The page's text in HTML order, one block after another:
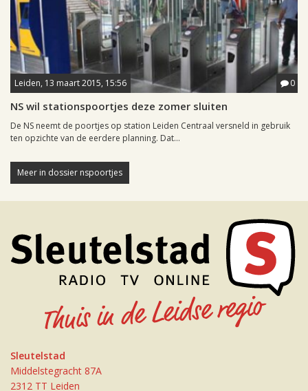
Leiden, 13 maart 2015, 15:56 0
NS wil stationspoortjes deze zomer sluiten
De NS neemt de poortjes op station Leiden Centraal versneld in gebruik
ten opzichte van de eerdere planning. Dat...
Meer in dossier nspoortjes
Sleutelstad
Middelstegracht 87A
2312 TT Leiden